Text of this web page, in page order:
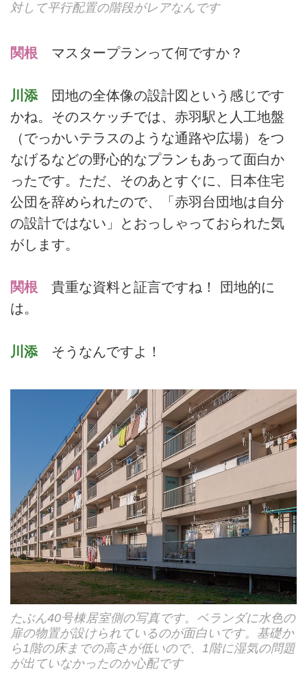
対して平行配置の階段がレアなんです
関根 マスタープランって何ですか？
川添 団地の全体像の設計図という感じです
かね。そのスケッチでは、赤羽駅と人工地盤
（でっかいテラスのような通路や広場）をつ
なげるなどの野心的なプランもあって面白か
ったです。ただ、そのあとすぐに、日本住宅
公団を辞められたので、「赤羽台団地は自分
の設計ではない」とおっしゃっておられた気
がします。
関根 貴重な資料と証言ですね！ 団地的に
は。
川添 そうなんですよ！
たぶん40号棟居室側の写真です。ベランダに水色の
扉の物置が設けられているのが面白いです。基礎か
ら1階の床までの高さが低いので、1階に湿気の問題
が出ていなかったのか心配です